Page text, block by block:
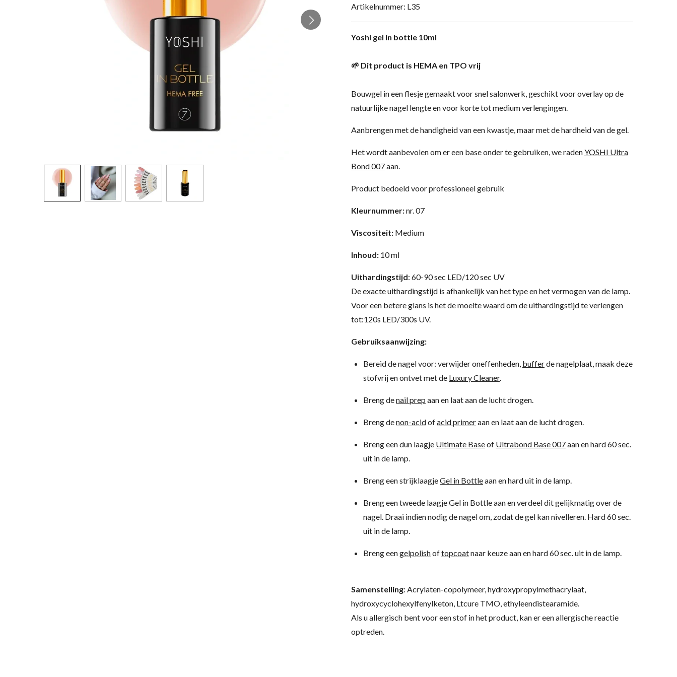
Artikelnummer: L35
Yoshi gel in bottle 10ml
🌱 Dit product is HEMA en TPO vrij
Bouwgel in een flesje gemaakt voor snel salonwerk, geschikt voor overlay op de
natuurlijke nagel lengte en voor korte tot medium verlengingen.
Aanbrengen met de handigheid van een kwastje, maar met de hardheid van de gel.
Het wordt aanbevolen om er een base onder te gebruiken, we radenYOSHI Ultra
Bond 007aan.
Product bedoeld voor professioneel gebruik
Kleurnummer:nr. 07
Viscositeit: Medium
Inhoud: 10 ml
Uithardingstijd: 60-90 sec LED/120 sec UV
De exacte uithardingstijd is afhankelijk van het type en het vermogen van de lamp.
Voor een betere glans is het de moeite waard om de uithardingstijd te verlengen
tot:120s LED/300s UV.
Gebruiksaanwijzing:
Bereid de nagel voor: verwijder oneffenheden, bufferde nagelplaat, maak deze
stofvrij en ontvet met de Luxury Cleaner.
Breng denail prep aan en laat aan de lucht drogen.
Breng denon-acidofacid primeraan en laat aan de lucht drogen.
Breng een dun laagje Ultimate Baseof Ultrabond Base 007aan en hard 60 sec.
uit in de lamp.
Breng een strijklaagjeGel in Bottleaan en hard uit in de lamp.
Breng een tweede laagje Gel in Bottle aan en verdeel dit gelijkmatig over de
nagel. Draai indien nodig de nagel om, zodat de gel kan nivelleren. Hard 60 sec.
uit in de lamp.
Breng eengelpolishoftopcoatnaar keuze aan en hard 60 sec. uit in de lamp.
Samenstelling: Acrylaten-copolymeer, hydroxypropylmethacrylaat,
hydroxycyclohexylfenylketon, Ltcure TMO, ethyleendistearamide.
Als u allergisch bent voor een stof in het product, kan er een allergische reactie
optreden.